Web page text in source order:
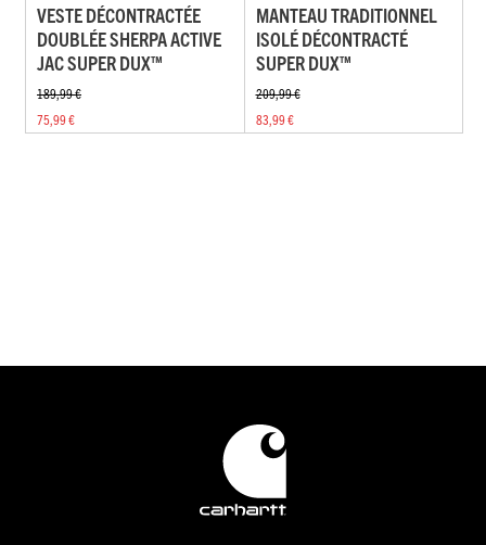
VESTE DÉCONTRACTÉE
DOUBLÉE SHERPA ACTIVE
JAC SUPER DUX™
189,99 €
75,99 €
MANTEAU TRADITIONNEL
ISOLÉ DÉCONTRACTÉ
SUPER DUX™
209,99 €
83,99 €